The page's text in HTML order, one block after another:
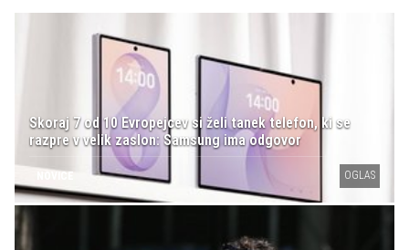
Skoraj 7 od 10 Evropejcev si želi tanek telefon, ki se
razpre v velik zaslon: Samsung ima odgovor
OGLAS